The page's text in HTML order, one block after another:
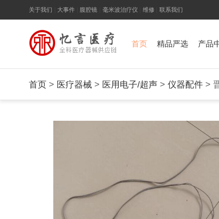
关于我们 大事件 腹腔镜 毫米波治疗仪 维修 联系我们
首页 精品严选 产品
首页 > 医疗器械 > 医用电子/超声 > 仪器配件 >